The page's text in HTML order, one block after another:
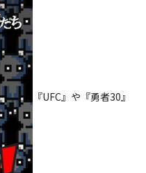
『UFC』や『勇者30』